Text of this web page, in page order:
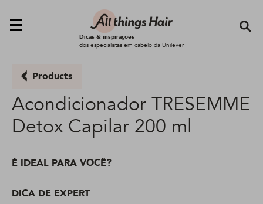
Dicas & inspirações
dos especialistas em cabelo da Unilever
Products
Acondicionador TRESEMME
Detox Capilar 200 ml
É IDEAL PARA VOCÊ?
DICA DE EXPERT